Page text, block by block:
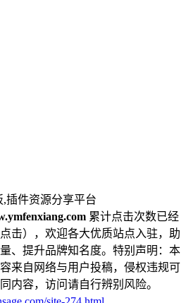
插件资源分享平台
累计点击次数已经
击），欢迎各大优质站点入驻，助
、提升品牌知名度。特别声明：本
来自网络与用户投稿，侵权违规可
内容，访问请自行辨别风险。